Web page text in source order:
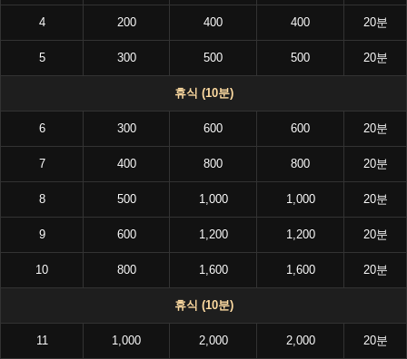
4 200 400 400 20분
5 300 500 500 20분
휴식 (10분)
6 300 600 600 20분
7 400 800 800 20분
8 500 1,000 1,000 20분
9 600 1,200 1,200 20분
10 800 1,600 1,600 20분
휴식 (10분)
11 1,000 2,000 2,000 20분